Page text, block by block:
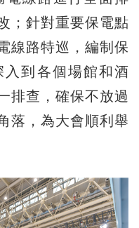
；針對重要保電點
線路特巡，編制保
入到各個場館和酒
排查，確保不放過
落，為大會順利舉